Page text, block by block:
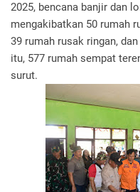
2025, bencana banjir dan
mengakibatkan 50 rumah
39 rumah rusak ringan,
itu, 577 rumah sempat
surut.